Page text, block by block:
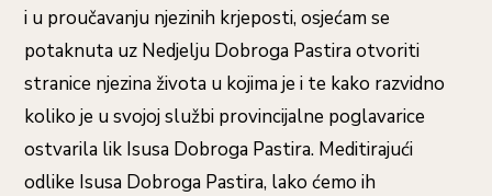
i u proučavanju njezinih krjeposti, osjećam se
potaknuta uz Nedjelju Dobroga Pastira otvoriti
stranice njezina života u kojima je i te kako razvidno
koliko je u svojoj službi provincijalne poglavarice
ostvarila lik Isusa Dobroga Pastira. Meditirajući
odlike Isusa Dobroga Pastira, lako ćemo ih